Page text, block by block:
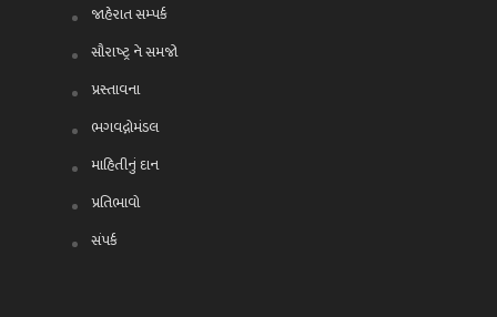
જાહેરાત સમ્પર્ક
સૌરાષ્ટ્ર ને સમજો
પ્રસ્તાવના
ભગવદ્ગોમંડલ
માહિતીનું દાન
પ્રતિભાવો
સંપર્ક